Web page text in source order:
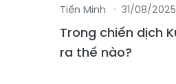
Tiến Minh 31/08/
Trong chiến dịch
ra thế nào?